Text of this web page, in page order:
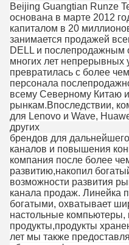
Beijing Guangtian Runze
основана в марте 2012
капиталом в 20
занимается продажей
DELL и послепродажным
многих лет непрерывных
превратилась с более
персонала
всему Северному Китаю
рынкам.Впоследствии,
для Lenovo и Wave,
других
брендов для
каналов и повышения
компания после более
развитию,накопил
возможности развития
канала продаж. Линейка
богатыми, охватывает
настольные компьютеры,
продукты,продукты
лет мы также